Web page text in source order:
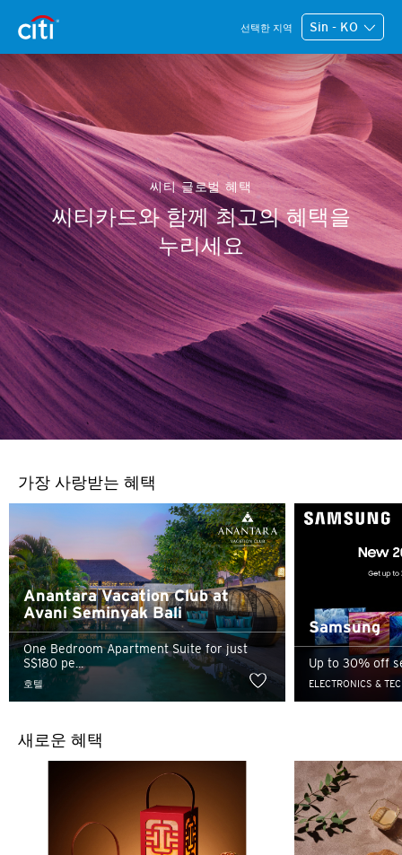
선택한 지역 Sin - KO
씨티 글로벌 혜택
씨티카드와 함께 최고의 혜택을
누리세요
가장 사랑받는 혜택
Anantara Vacation Club at
Avani Seminyak Bali
One Bedroom Apartment Suite for just
S$180 pe...
호텔
Samsung
Up to 30% off
ELECTRONICS &
새로운 혜택